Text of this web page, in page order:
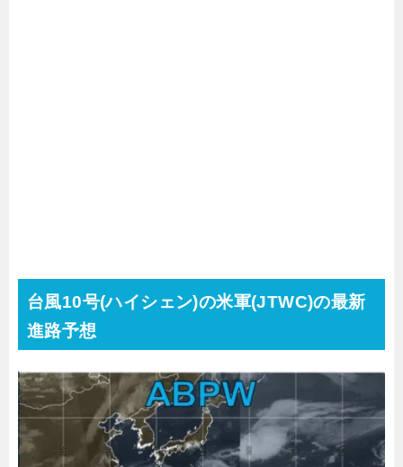
台風10号(ハイシェン)の米軍(JTWC)の最新
進路予想